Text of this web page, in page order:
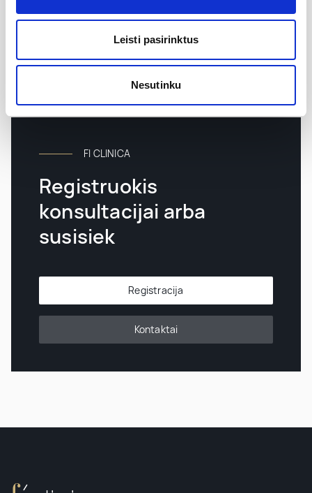
Leisti pasirinktus
Nesutinku
FI CLINICA
Registruokis
konsultacijai arba
susisiek
Registracija
Kontaktai